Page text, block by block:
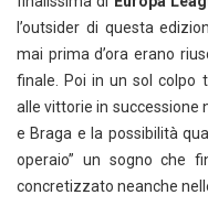
l’outsider di questa
mai prima d’ora erano
finale. Poi in un sol colpo
alle vittorie in successione
e Braga e la possibilità
operaio” un sogno che
concretizzato neanche